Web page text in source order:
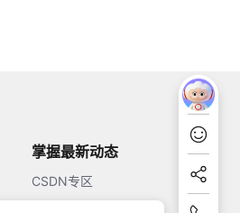
掌握最新动态
CSDN专区